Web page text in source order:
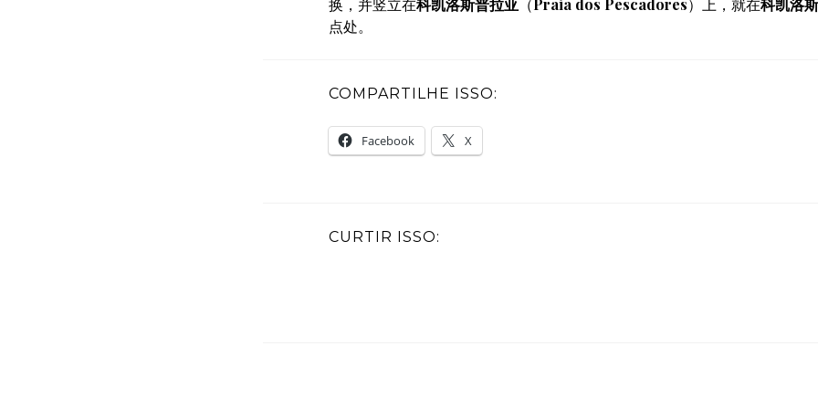
换，并竖立在科凯洛斯普拉亚 （Praia dos Pescadores）上，就在科凯洛
点处。
COMPARTILHE ISSO:
Facebook X
CURTIR ISSO: